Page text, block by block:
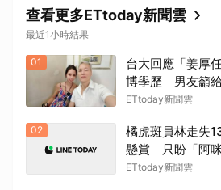
查看更多ETtoday新聞雲
最近1小時結果
01
台大回應「姜厚
博學歷 男友籲
ETtoday新聞雲
02
橘虎斑員林走失
懸賞 只盼「阿
ETtoday新聞雲